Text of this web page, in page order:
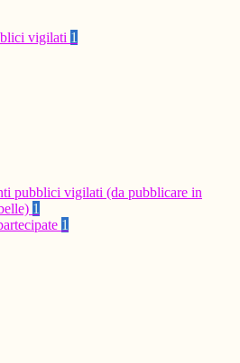
vigilati 1
pubblici vigilati (da pubblicare in
1
1